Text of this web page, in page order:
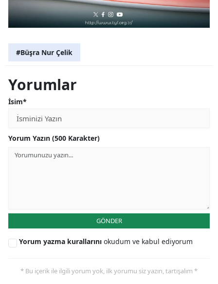
#Büşra Nur Çelik
Yorumlar
İsim*
Yorum Yazın (500 Karakter)
GÖNDER
Yorum yazma kurallarını okudum ve kabul ediyorum
* Bu içerik ile ilgili yorum yok, ilk yorumu siz yazın, tartışalım *